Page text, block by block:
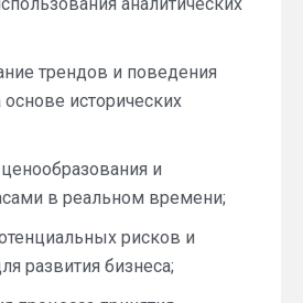
трендов и поведения
основе исторических
и
в реальном времени;
рисков и
развития бизнеса;